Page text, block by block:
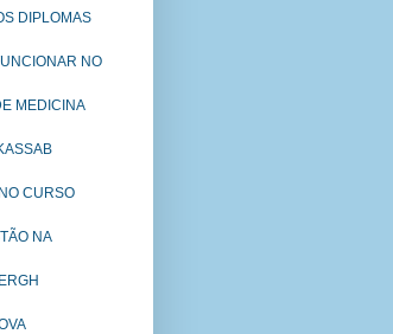
DIPLOMAS
NO
MEDICINA
CURSO
NA